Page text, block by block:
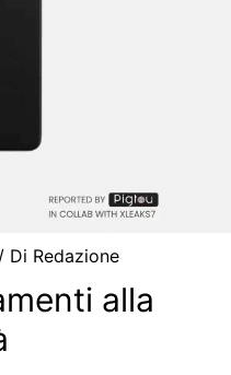
/ Di Redazione
alla